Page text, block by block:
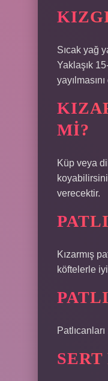
Sıcak yağ
Yaklaşık
MI?
Küp veya
verecektir.
Kızarmış
köftelerle